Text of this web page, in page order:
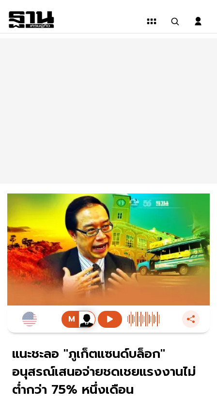
แนะชะลอ "ภูเก็ตแซนด์บล็อก"
อนุสรณ์เสนอจ่ายชดเชยแรงงานไม่
ต่ำกว่า 75% หนึ่งเดือน